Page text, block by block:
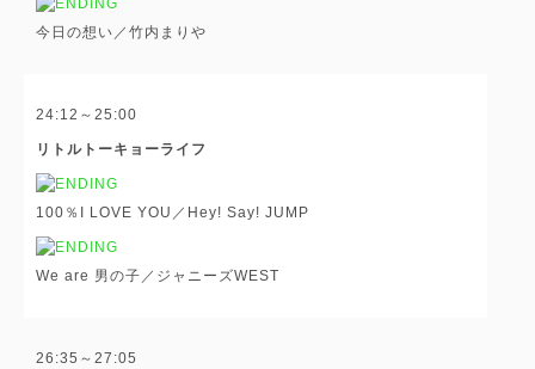
今日の想い／竹内まりや
24:12～25:00
リトルトーキョーライフ
100％I LOVE YOU／Hey! Say! JUMP
We are 男の子／ジャニーズWEST
26:35～27:05